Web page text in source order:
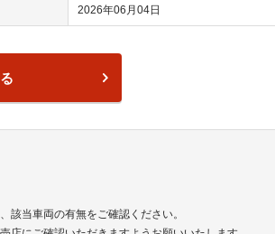
2026年06月04日
該当車両の有無をご確認ください。